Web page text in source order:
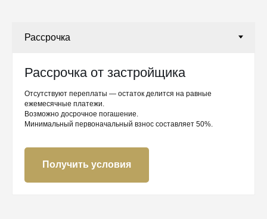
Рассрочка от застройщика
Отсутствуют переплаты — остаток делится на равные
ежемесячные платежи.
Возможно досрочное погашение.
Минимальный первоначальный взнос составляет 50%.
Получить условия